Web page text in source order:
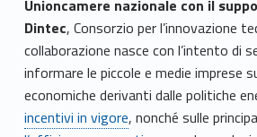
Unioncamere nazionale con il
Dintec, Consorzio per l’innovazione
collaborazione nasce con l’intento di
informare le piccole e medie imprese
economiche derivanti dalle politiche
incentivi in vigore, nonché sulle